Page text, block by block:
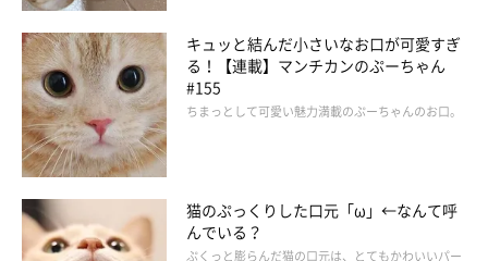
キュッと結んだ小さいなお口が可愛すぎ
る！【連載】マンチカンのぷーちゃん
#155
ちまっとして可愛い魅力満載のぷーちゃんのお口。
猫のぷっくりした口元「ω」←なんて呼
んでいる？
ぷくっと膨らんだ猫の口元は、とてもかわいいパー